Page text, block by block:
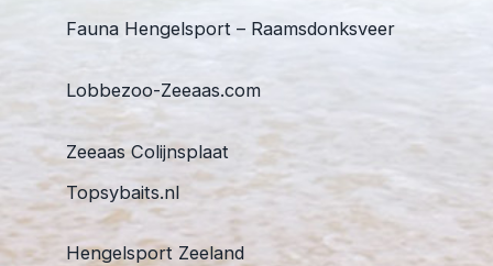
Fauna Hengelsport – Raamsdonksveer
Lobbezoo-Zeeaas.com
Zeeaas Colijnsplaat
Topsybaits.nl
Hengelsport Zeeland